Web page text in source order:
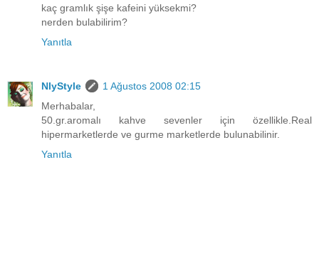
kaç gramlık şişe kafeini yüksekmi?
nerden bulabilirim?
Yanıtla
NlyStyle
1 Ağustos 2008 02:15
Merhabalar,
50.gr.aromalı kahve sevenler için özellikle.Real
hipermarketlerde ve gurme marketlerde bulunabilinir.
Yanıtla